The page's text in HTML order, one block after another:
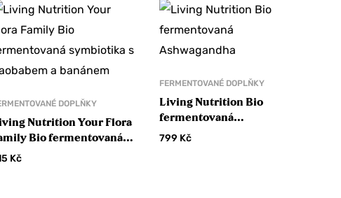
DOPLŇKY
Nutrition Your Flora
Bio fermentovaná
s baobabem a
Kč
FERMENTOVANÉ DOPLŇKY
Living Nutrition Bio
fermentovaná
Ashwagandha
799 Kč